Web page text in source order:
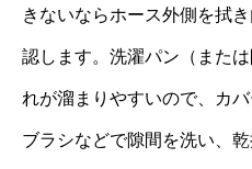
きないならホース外側を拭
認します。洗濯パン（また
れが溜まりやすいので、カ
ブラシなどで隙間を洗い、